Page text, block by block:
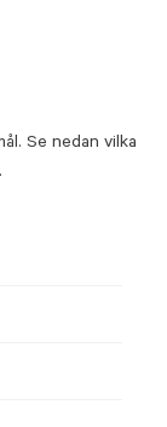
Se nedan vilka